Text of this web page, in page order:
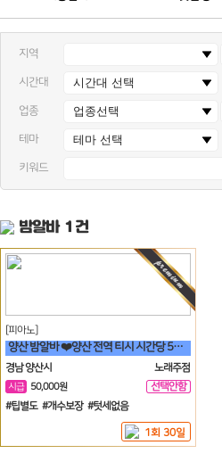
지역
시간대
업종
테마
키워드
밤알바 1 건
[피아노]
양산 밤알바 ❤️양산 전역 티시 시간당 5만원 30세 ~ 50세❤️
경남 양산시
노래주점
시급 50,000원
선택안함
#팁별도 #개수보장 #텃세없음
1회 30일